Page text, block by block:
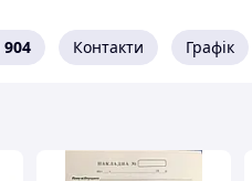
904 Контакти Графік